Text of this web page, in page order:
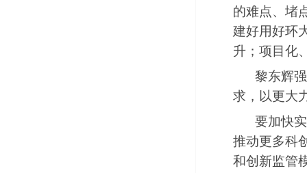
的难点、堵
建好用好环
升； 项目化
黎东辉
求，以更大
要加快
推动更多科
和创新监管